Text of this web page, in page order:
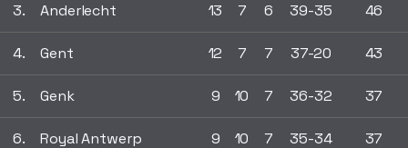
3. Anderlecht 13 7 6 39-35 46
4. Gent 12 7 7 37-20 43
5. Genk 9 10 7 36-32 37
6. Royal Antwerp 9 10 7 35-34 37